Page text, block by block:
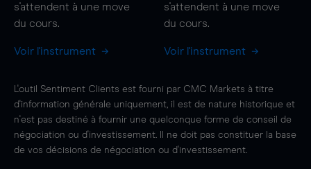
s'attendent à une move
du cours.
Voir l'instrument
s'attendent à une move
du cours.
Voir l'instrument
L'outil Sentiment Clients est fourni par CMC Markets à titre
d'information générale uniquement, il est de nature historique et
n'est pas destiné à fournir une quelconque forme de conseil de
négociation ou d'investissement. Il ne doit pas constituer la base
de vos décisions de négociation ou d'investissement.